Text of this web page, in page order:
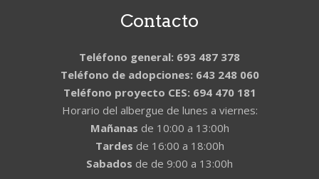
Contacto
Teléfono general: 693 487 378
Teléfono de adopciones: 643 248 060
Teléfono proyecto CES: 694 470 181
Horario del albergue de lunes a viernes:
Mañanas de 10:00 a 13:00h
Tardes de 16:00 a 18:00h
Sabados de de 9:00 a 13:00h